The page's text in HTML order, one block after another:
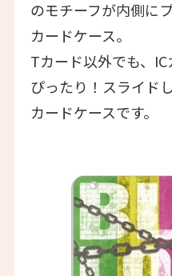
のモチーフが内側に
カードケース。
Tカード以外でも、
ぴったり！スライド
カードケースです。